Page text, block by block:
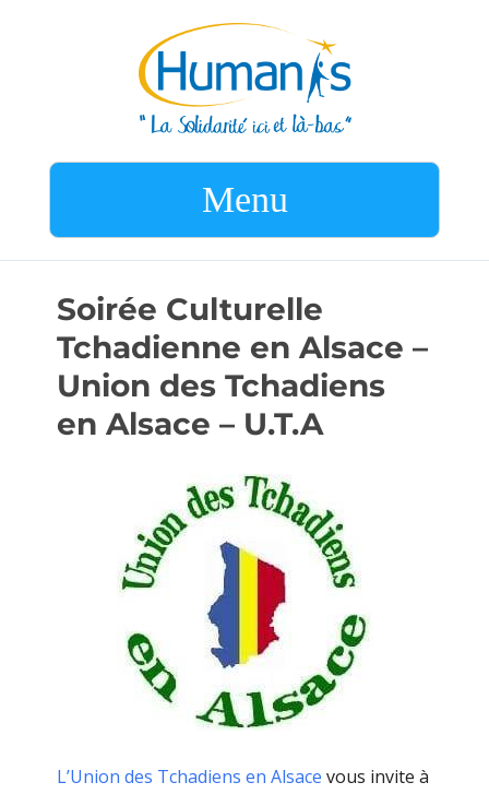
Menu
Soirée Culturelle
Tchadienne en Alsace –
Union des Tchadiens
en Alsace – U.T.A
L’Union des Tchadiens en Alsace vous invite à